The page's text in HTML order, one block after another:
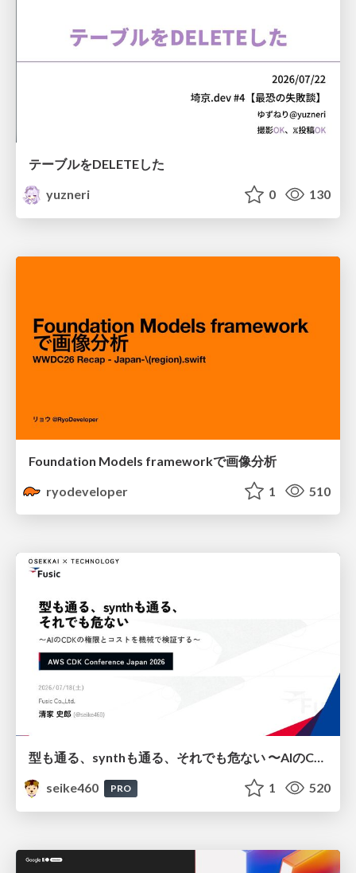
テーブルをDELETEした
yuzneri
0 130
Foundation Models frameworkで画像分析
ryodeveloper
1 510
型も通る、synthも通る、それでも危ない 〜AIのCDKの権限とコストを機械で検証する〜 / It Passes Type Checks, It Passes Synth Checks, but It’s Still Risky — Automatically Verifying Permissions and Costs in AI’s CDK —
seike460
PRO 1 520